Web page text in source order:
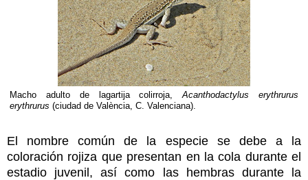
Macho adulto de lagartija colirroja,Acanthodactylus erythrurus
erythrurus (ciudad de València, C. Valenciana).
El nombre común de la especie se debe a la
coloración rojiza que presentan en la cola durante el
estadio juvenil, así como las hembras durante la